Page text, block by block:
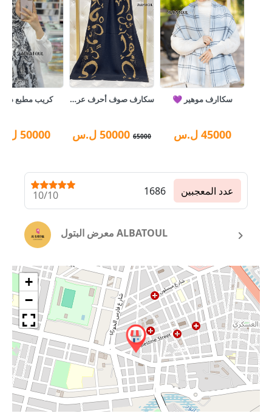
سكاارف موهير 💜
45000 ل.س
سكارف صوف أحرف عربية
65000
50000 ل.س
كريب مطبع
50000
10/10 1686 عدد المعجبين
معرض البتول ALBATOUL
+
−